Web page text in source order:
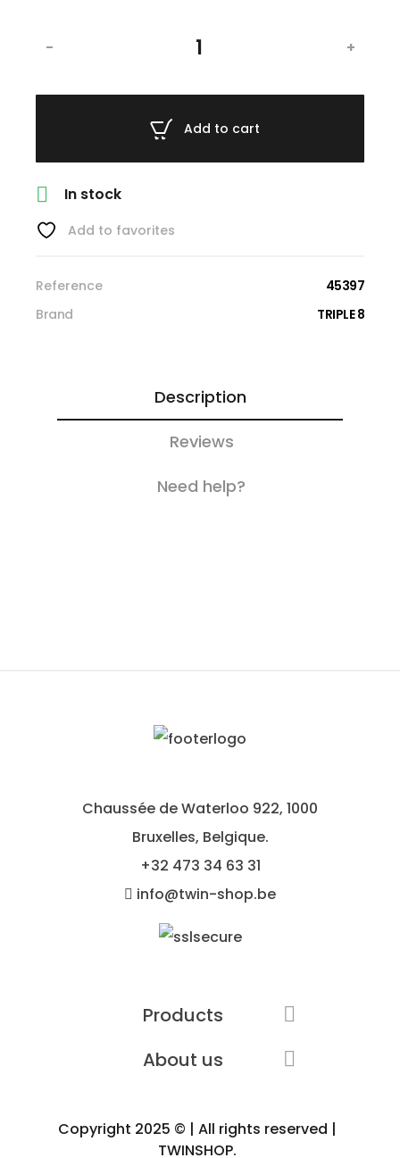
- +
Add to cart
 In stock
Add to favorites
Reference
45397
Brand
TRIPLE 8
Description
Reviews
Need help?
Chaussée de Waterloo 922, 1000
Bruxelles, Belgique.
+32 473 34 63 31
info@twin-shop.be
Products 
About us 
Copyright 2025 © | All rights reserved |
TWINSHOP.